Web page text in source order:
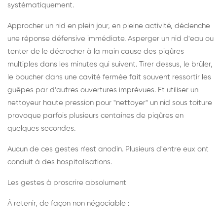
systématiquement.
Approcher un nid en plein jour, en pleine activité, déclenche
une réponse défensive immédiate. Asperger un nid d'eau ou
tenter de le décrocher à la main cause des piqûres
multiples dans les minutes qui suivent. Tirer dessus, le brûler,
le boucher dans une cavité fermée fait souvent ressortir les
guêpes par d'autres ouvertures imprévues. Et utiliser un
nettoyeur haute pression pour "nettoyer" un nid sous toiture
provoque parfois plusieurs centaines de piqûres en
quelques secondes.
Aucun de ces gestes n'est anodin. Plusieurs d'entre eux ont
conduit à des hospitalisations.
Les gestes à proscrire absolument
À retenir, de façon non négociable :